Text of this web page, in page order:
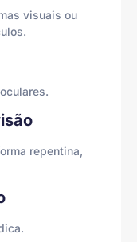
visuais ou
repentina,